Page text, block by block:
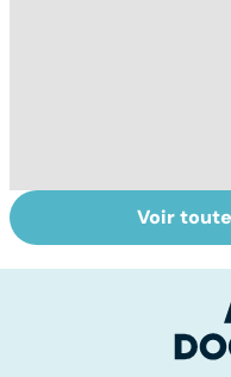
Tout savoir sur
les infections
Voir